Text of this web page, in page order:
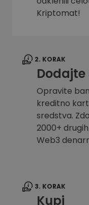
Kriptomat!
2. KORAK
Dodajte
Opravite
kreditno
sredstva.
2000+
Web3
3. KORAK
Kupi